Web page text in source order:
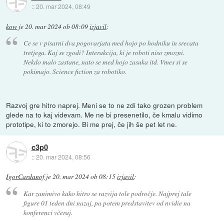
::20. mar 2024, 08:49
kow je20. mar 2024 ob 08:09izjavil:
Ce se v pisarni dva pogovarjata med hojo po hodniku in srecata
tretjega. Kaj se zgodi? Interakcija, ki je roboti niso zmozni.
Nekdo malo zastane, nato se med hojo zasuka itd. Vmes si se
pokimajo. Science fiction za robotiko.
Razvoj gre hitro naprej. Meni se to ne zdi tako grozen problem
glede na to kaj videvam. Me ne bi presenetilo, če kmalu vidimo
prototipe, ki to zmorejo. Bi me prej, če jih še pet let ne.
c3p0
::20. mar 2024, 08:56
IgorCardanofje20. mar 2024 ob 08:15izjavil:
Kar zanimivo kako hitro se razvija tole področje. Najprej tale
figure 01 teden dni nazaj, pa potem predstavitev od nvidie na
konferenci včeraj.